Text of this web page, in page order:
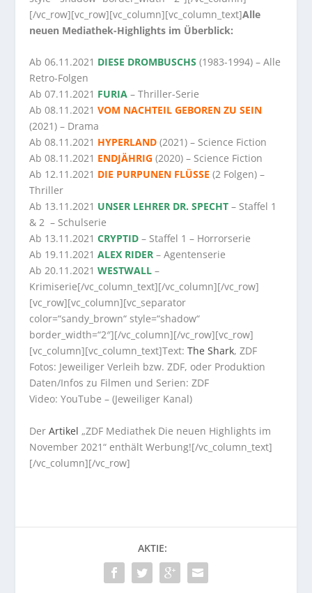
[/vc_row][vc_row][vc_column][vc_column_text]Alle
neuen Mediathek-Highlights im Überblick:
Ab 06.11.2021 DIESE DROMBUSCHS (1983-1994) – Alle
Retro-Folgen
Ab 07.11.2021 FURIA – Thriller-Serie
Ab 08.11.2021VOM NACHTEIL GEBOREN ZU SEIN
(2021) – Drama
Ab 08.11.2021 HYPERLAND (2021) – Science Fiction
Ab 08.11.2021 ENDJÄHRIG (2020) – Science Fiction
Ab 12.11.2021 DIE PURPUNEN FLÜSSE (2 Folgen) –
Thriller
Ab 13.11.2021 UNSER LEHRER DR. SPECHT – Staffel 1
& 2 – Schulserie
Ab 13.11.2021CRYPTID – Staffel 1 – Horrorserie
Ab 19.11.2021ALEX RIDER – Agentenserie
Ab 20.11.2021WESTWALL –
Krimiserie[/vc_column_text][/vc_column][/vc_row]
[vc_row][vc_column][vc_separator
color=“sandy_brown“ style=“shadow“
border_width=“2″][/vc_column][/vc_row][vc_row]
[vc_column][vc_column_text]Text:The Shark, ZDF
Fotos: Jeweiliger Verleih bzw. ZDF, oder Produktion
Daten/Infos zu Filmen und Serien: ZDF
Video: YouTube – (Jeweiliger Kanal)
DerArtikel „ZDF Mediathek Die neuen Highlights im
November 2021“ enthält Werbung![/vc_column_text]
[/vc_column][/vc_row]
AKTIE: